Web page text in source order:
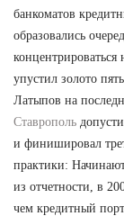
банкоматов
образовались
упустил золото
Латыпов на
Ставрополь
и финишировал
практики:
из отчетности, в
чем кредитный